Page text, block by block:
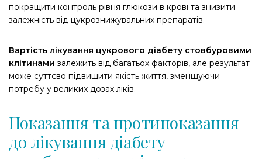
покращити контроль рівня глюкози в крові та знизити
залежність від цукрознижувальних препаратів.
Вартість лікування цукрового діабету стовбуровими
клітинами залежить від багатьох факторів, але результат
може суттєво підвищити якість життя, зменшуючи
потребу у великих дозах ліків.
Показання та протипоказання
до лікування діабету